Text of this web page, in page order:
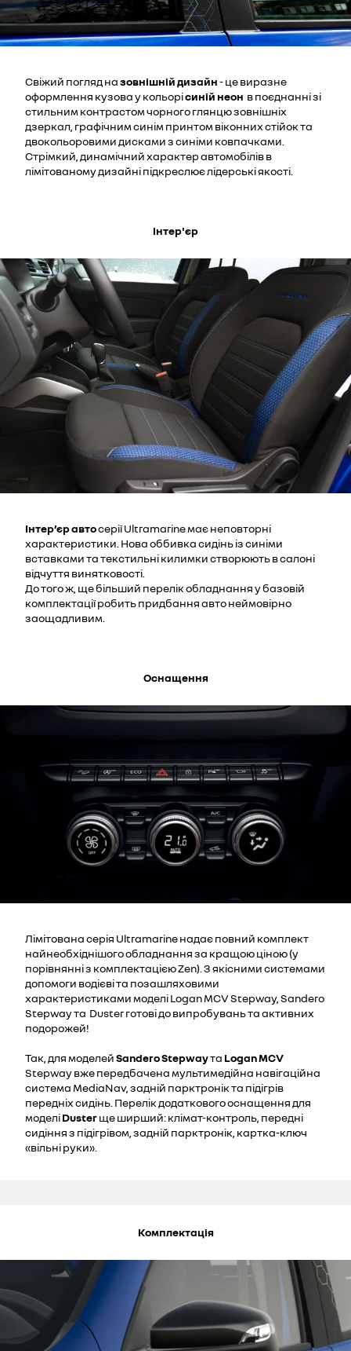
Свіжий погляд назовнішній дизайн- це виразне
оформлення кузова у кольорісиній неон в поєднанні зі
стильним контрастом чорного глянцю зовнішніх
дзеркал, графічним синім принтом віконних стійок та
двокольоровими дисками з синіми ковпачками.
Стрімкий, динамічний характер автомобілів в
лімітованому дизайні підкреслює лідерські якості.
Інтер'єр
Інтер’єр автосерії Ultramarine має неповторні
характеристики. Нова оббивка сидінь із синіми
вставками та текстильні килимки створюють в салоні
відчуття винятковості.
До того ж, ще більший перелік обладнання у базовій
комплектації робить придбання авто неймовірно
заощадливим.
Оснащення
Лімітована серія Ultramarine надає повний комплект
найнеобхіднішого обладнання за кращою ціною (у
порівнянні з комплектацією Zen). З якісними системами
допомоги водієві та позашляховими
характеристиками моделі Logan MCV Stepway, Sandero
Stepway та Duster готові до випробувань та активних
подорожей!
Так, для моделейSandero Stepwayта Logan MCV
Stepway вже передбачена мультимедійна навігаційна
система MediaNav, задній парктронік та підігрів
передніх сидінь. Перелік додаткового оснащення для
моделіDusterще ширший: клімат-контроль, передні
сидіння з підігрівом, задній парктронік, картка-ключ
«вільні руки».
Комплектація